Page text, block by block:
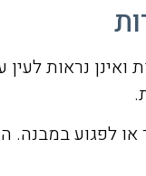
ואינן נראות
לפגוע במבנה.